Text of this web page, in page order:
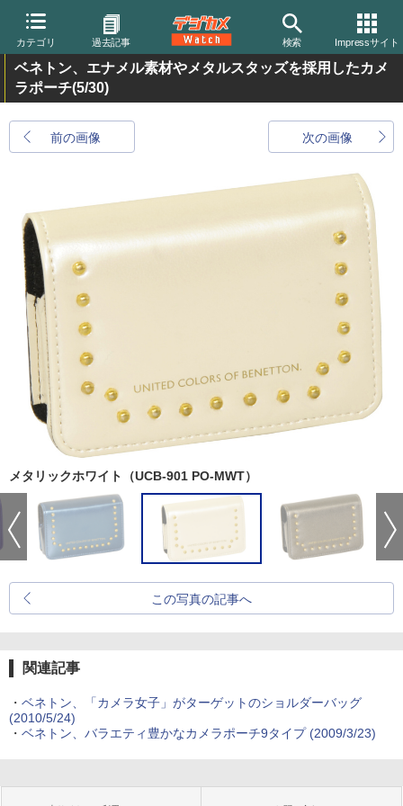
カテゴリ 過去記事 検索 Impressサイト
ベネトン、エナメル素材やメタルスタッズを採用したカメ
ラポーチ(5/30)
前の画像 次の画像
メタリックホワイト（UCB-901 PO-MWT）
この写真の記事へ
関連記事
・ ベネトン、「カメラ女子」がターゲットのショルダーバッグ
(2010/5/24)
・ ベネトン、バラエティ豊かなカメラポーチ9タイプ (2009/3/23)